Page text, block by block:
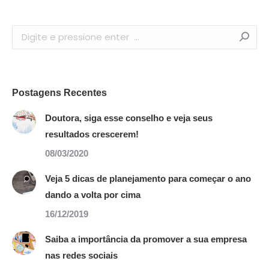
Search:
Postagens Recentes
Doutora, siga esse conselho e veja seus
resultados crescerem!
08/03/2020
Veja 5 dicas de planejamento para começar o ano
dando a volta por cima
16/12/2019
Saiba a importância da promover a sua empresa
nas redes sociais